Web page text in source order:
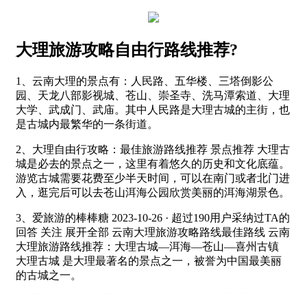
大理旅游攻略自由行路线推荐?
1、云南大理的景点有：人民路、五华楼、三塔倒影公
园、天龙八部影视城、苍山、崇圣寺、洗马潭索道、大理
大学、武成门、武庙。其中人民路是大理古城的主街，也
是古城内最繁华的一条街道。
2、大理自由行攻略：最佳旅游路线推荐 景点推荐 大理古
城是必去的景点之一，这里有着悠久的历史和文化底蕴。
游览古城需要花费至少半天时间，可以在南门或者北门进
入，逛完后可以去苍山洱海公园欣赏美丽的洱海湖景色。
3、爱旅游的棒棒糖 2023-10-26 · 超过190用户采纳过TA的
回答 关注 展开全部 云南大理旅游攻略路线最佳路线 云南
大理旅游路线推荐：大理古城—洱海—苍山—喜州古镇
大理古城 是大理最著名的景点之一，被誉为中国最美丽
的古城之一。